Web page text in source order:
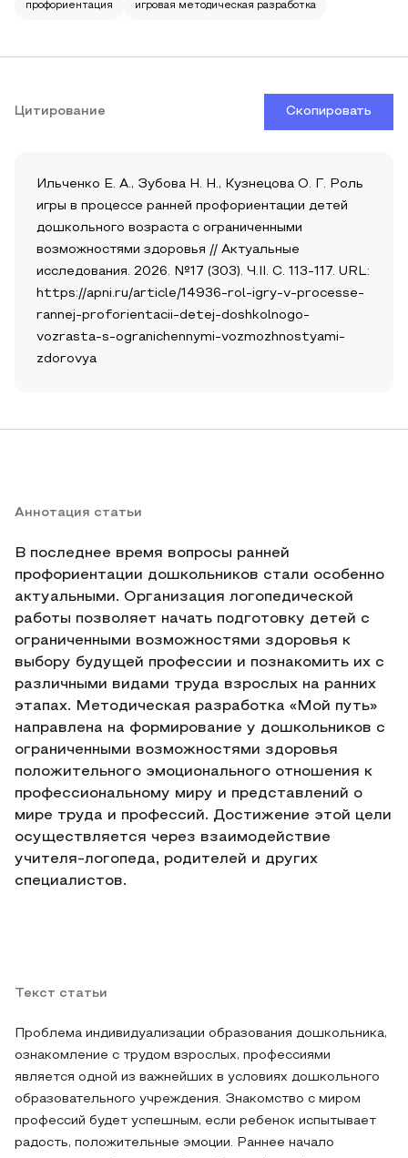
профориентация игровая методическая разработка
Цитирование Скопировать
Ильченко Е. А., Зубова Н. Н., Кузнецова О. Г. Роль
игры в процессе ранней профориентации детей
дошкольного возраста с ограниченными
возможностями здоровья // Актуальные
исследования. 2026. №17 (303). Ч.II. С. 113-117. URL:
https://apni.ru/article/14936-rol-igry-v-processe-
rannej-proforientacii-detej-doshkolnogo-
vozrasta-s-ogranichennymi-vozmozhnostyami-
zdorovya
Аннотация статьи
В последнее время вопросы ранней
профориентации дошкольников стали особенно
актуальными. Организация логопедической
работы позволяет начать подготовку детей с
ограниченными возможностями здоровья к
выбору будущей профессии и познакомить их с
различными видами труда взрослых на ранних
этапах. Методическая разработка «Мой путь»
направлена на формирование у дошкольников с
ограниченными возможностями здоровья
положительного эмоционального отношения к
профессиональному миру и представлений о
мире труда и профессий. Достижение этой цели
осуществляется через взаимодействие
учителя-логопеда, родителей и других
специалистов.
Текст статьи
Проблема индивидуализации образования дошкольника,
ознакомление с трудом взрослых, профессиями
является одной из важнейших в условиях дошкольного
образовательного учреждения. Знакомство с миром
профессий будет успешным, если ребенок испытывает
радость, положительные эмоции. Раннее начало